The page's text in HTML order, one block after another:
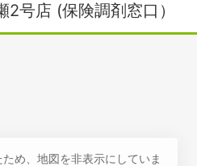
号店 (保険調剤窓口）
め、地図を非表示にしていま